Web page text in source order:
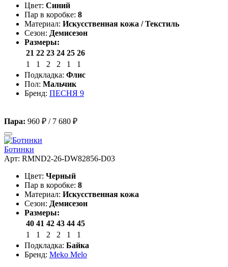
Цвет: Синий
Пар в коробке: 8
Материал: Искусственная кожа / Текстиль
Сезон: Демисезон
Размеры:
21 22 23 24 25 26
1
1 2 2 1
1
Подкладка: Флис
Пол: Мальчик
Бренд: ПЕСНЯ 9
Пара: 960 ₽ / 7 680 ₽
Ботинки
Арт: RMND2-26-DW82856-D03
Цвет: Черный
Пар в коробке: 8
Материал: Искусственная кожа
Сезон: Демисезон
Размеры:
40 41 42 43 44 45
1
1 2 2 1
1
Подкладка: Байка
Бренд: Meko Melo